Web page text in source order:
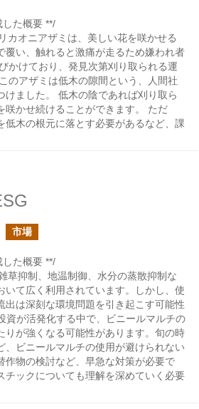
した概要 **/
カオニアザミは、美しい花を咲かせる
覆い、触れると激痛が走るため嫌われ者
かけており、発見次第刈り取られる運
のアザミは低木の隙間という、人間社
けました。 低木の陰であれば刈り取ら
咲かせ続けることができます。 ただ
低木の根元に落とす必要があるなど、課
市場
した概要 **/
草抑制、地温制御、水分の蒸散抑制な
いて広く利用されています。しかし、使
出は深刻な環境問題を引き起こす可能性
資が活発化する中で、ビニールマルチの
りが強くなる可能性があります。旬の時
、ビニールマルチの使用が避けられない
作物の検討など、早急な対策が必要で
チックについても理解を深めていく必要